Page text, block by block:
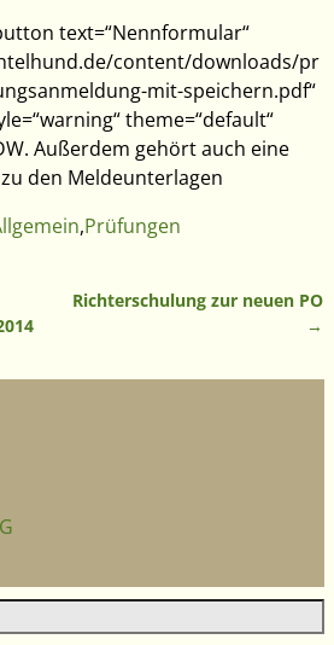
text=“Nennformular“
content/downloads/pr
mit-speichern.pdf“
theme=“default“
Außerdem gehört auch eine
den Meldeunterlagen
,Prüfungen
Richterschulung zur neuen PO
→